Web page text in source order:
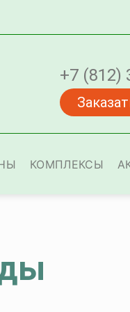
+7 (812)
КОМПЛЕКСЫ